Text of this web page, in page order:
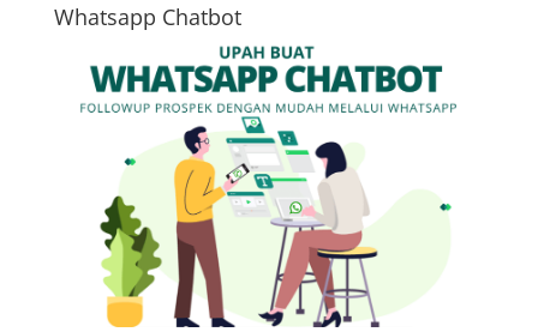
Whatsapp Chatbot